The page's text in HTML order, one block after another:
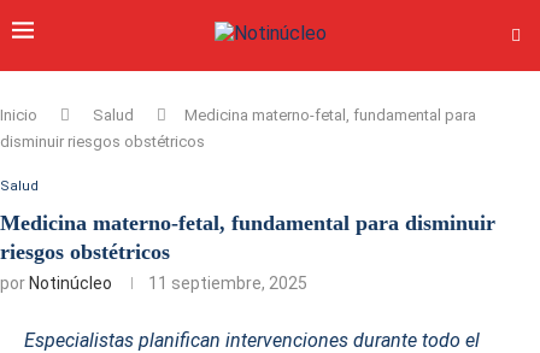
Inicio Salud
Medicina materno-fetal, fundamental para
disminuir riesgos obstétricos
Salud
Medicina materno-fetal, fundamental para disminuir
riesgos obstétricos
por Notinúcleo 11 septiembre, 2025
Especialistas planifican intervenciones durante todo el